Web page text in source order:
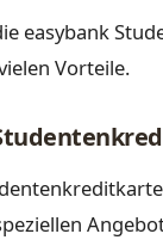
easybank
Vorteile.